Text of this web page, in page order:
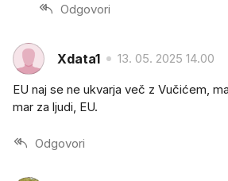
Odgovori
Xdata1 13. 05. 2025 14.00
EU naj se ne ukvarja več z Vučićem,
mar za ljudi, EU.
Odgovori